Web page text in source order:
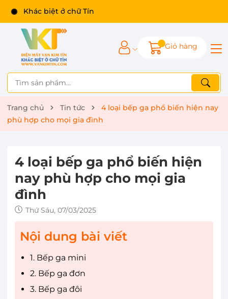
Khác biệt ở chữ Tín
Giỏ hàng
Trang chủ Tin tức
4 loại bếp ga phổ biến hiện nay
phù hợp cho mọi gia đình
4 loại bếp ga phổ biến hiện
nay phù hợp cho mọi gia
đình
Thứ Sáu, 07/03/2025
Nội dung bài viết
1. Bếp ga mini
2. Bếp ga đơn
3. Bếp ga đôi